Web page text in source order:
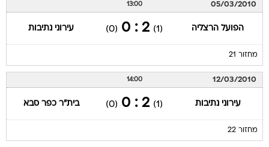
05/03/2010
13:00
הפועל הרצליה (1)
2 : 0
(0) עירוני נתיבות
מחזור 21
12/03/2010
14:00
עירוני נתיבות (1)
2 : 0
(0) בית"ר כפר סבא
מחזור 22